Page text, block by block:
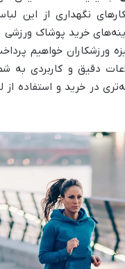
نگهداری از این
خرید پوشاک ورزشی
ورزشکاران خواهیم
دقیق و کاربردی به
در خرید و استفاده